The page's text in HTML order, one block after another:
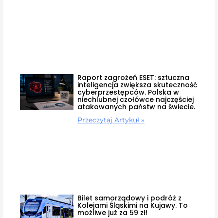
Raport zagrożeń ESET: sztuczna
inteligencja zwiększa skuteczność
cyberprzestępców. Polska w
niechlubnej czołówce najczęściej
atakowanych państw na świecie.
Przeczytaj Artykuł »
Bilet samorządowy i podróż z
Kolejami Śląskimi na Kujawy. To
możliwe już za 59 zł!